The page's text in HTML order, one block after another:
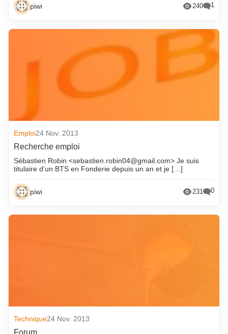
piwi 240 1
Emploi24 Nov. 2013
Recherche emploi
Sébastien Robin <sebastien.robin04@gmail.com> Je suis
titulaire d’un BTS en Fonderie depuis un an et je […]
piwi 231 0
Technique24 Nov. 2013
Forum